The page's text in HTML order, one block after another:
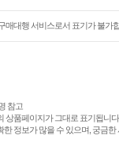
매대행 서비스로서 표기가 불가
참고
상품페이지가 그대로 표기됩니
한 정보가 많을 수 있으며, 궁금